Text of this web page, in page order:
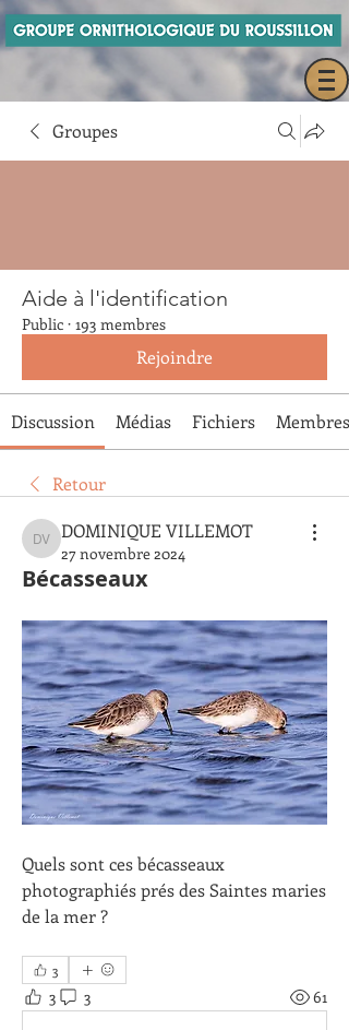
Groupes
Aide à l'identification
Public · 193 membres
Rejoindre
Discussion Médias Fichiers Membres
Retour
DOMINIQUE VILLEMOT
DOMINIQUE VILLEMOT
27 novembre 2024
Bécasseaux
Quels sont ces bécasseaux
photographiés prés des Saintes maries
de la mer ?
3
3 3 61